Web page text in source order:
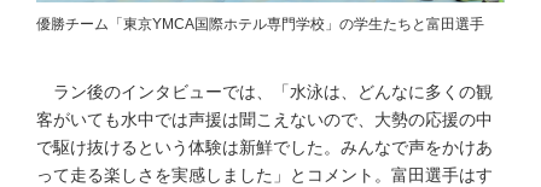
優勝チーム「東京YMCA国際ホテル専門学校」の学生たちと富田選手
ラン後のインタビューでは、「水泳は、どんなに多くの観
客がいても水中では声援は聞こえないので、大勢の応援の中
で駆け抜けるという体験は新鮮でした。みんなで声をかけあ
って走る楽しさを実感しました」とコメント。富田選手はす